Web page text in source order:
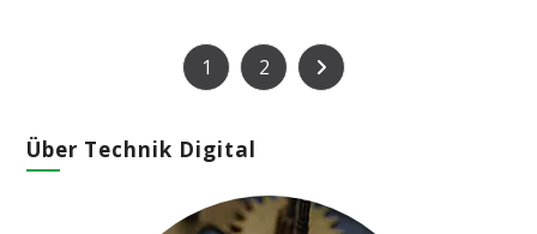
1 2 Zur nächsten Seite
Über Technik Digital